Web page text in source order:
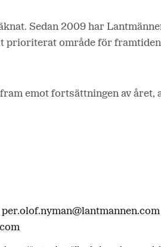
Sedan 2009 har
prioriterat område för
emot fortsättningen av året,
per.olof.nyman@lantmannen.com